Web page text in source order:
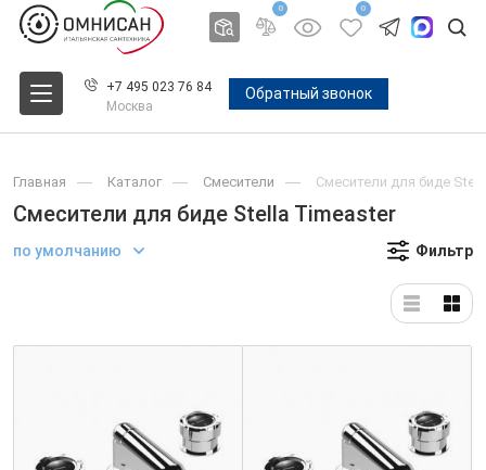
0 0
+7 495 023 76 84
Москва
Обратный звонок
Главная Каталог Смесители Смесители для биде
Смесители для биде Stella Timeaster
по умолчанию Фильтр